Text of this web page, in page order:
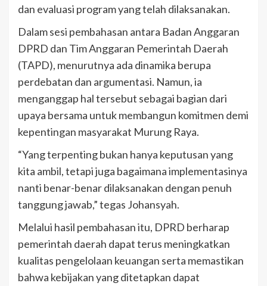
dan evaluasi program yang telah dilaksanakan.
Dalam sesi pembahasan antara Badan Anggaran
DPRD dan Tim Anggaran Pemerintah Daerah
(TAPD), menurutnya ada dinamika berupa
perdebatan dan argumentasi. Namun, ia
menganggap hal tersebut sebagai bagian dari
upaya bersama untuk membangun komitmen demi
kepentingan masyarakat Murung Raya.
“Yang terpenting bukan hanya keputusan yang
kita ambil, tetapi juga bagaimana implementasinya
nanti benar-benar dilaksanakan dengan penuh
tanggung jawab,” tegas Johansyah.
Melalui hasil pembahasan itu, DPRD berharap
pemerintah daerah dapat terus meningkatkan
kualitas pengelolaan keuangan serta memastikan
bahwa kebijakan yang ditetapkan dapat